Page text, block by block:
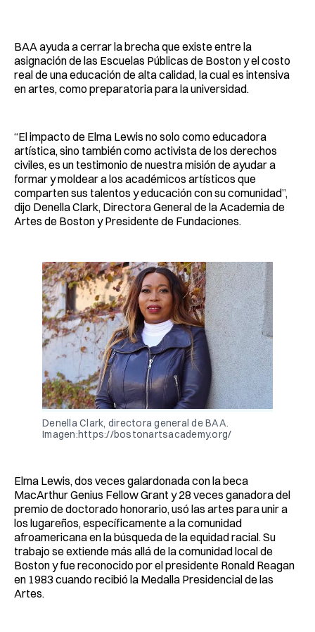
BAA ayuda a cerrar la brecha que existe entre la
asignación de las Escuelas Públicas de Boston y el costo
real de una educación de alta calidad, la cual es intensiva
en artes, como preparatoria para la universidad.
“El impacto de Elma Lewis no solo como educadora
artística, sino también como activista de los derechos
civiles, es un testimonio de nuestra misión de ayudar a
formar y moldear a los académicos artísticos que
comparten sus talentos y educación con su comunidad”,
dijo Denella Clark, Directora General de la Academia de
Artes de Boston y Presidente de Fundaciones.
Denella Clark, directora general de BAA.
Imagen:https://bostonartsacademy.org/
Elma Lewis, dos veces galardonada con la beca
MacArthur Genius Fellow Grant y 28 veces ganadora del
premio de doctorado honorario, usó las artes para unir a
los lugareños, específicamente a la comunidad
afroamericana en la búsqueda de la equidad racial. Su
trabajo se extiende más allá de la comunidad local de
Boston y fue reconocido por el presidente Ronald Reagan
en 1983 cuando recibió la Medalla Presidencial de las
Artes.